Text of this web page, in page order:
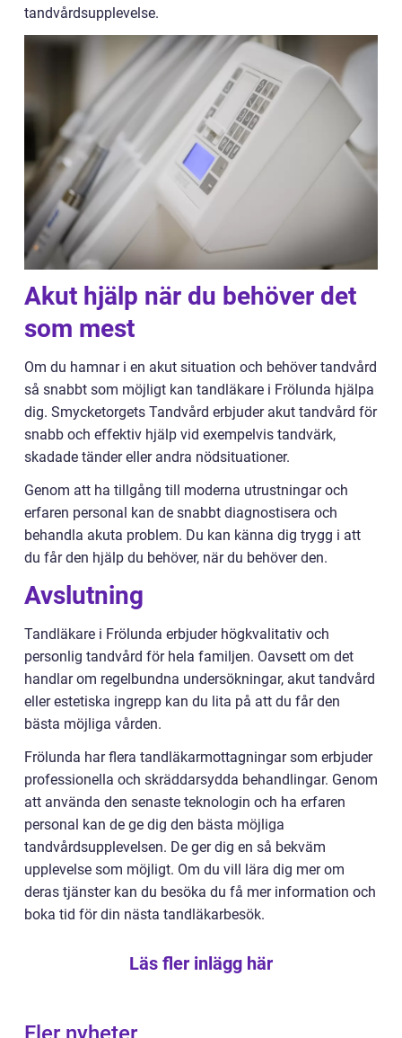
tandvårdsupplevelse.
Akut hjälp när du behöver det
som mest
Om du hamnar i en akut situation och behöver tandvård
så snabbt som möjligt kan tandläkare i Frölunda hjälpa
dig. Smycketorgets Tandvård erbjuder akut tandvård för
snabb och effektiv hjälp vid exempelvis tandvärk,
skadade tänder eller andra nödsituationer.
Genom att ha tillgång till moderna utrustningar och
erfaren personal kan de snabbt diagnostisera och
behandla akuta problem. Du kan känna dig trygg i att
du får den hjälp du behöver, när du behöver den.
Avslutning
Tandläkare i Frölunda erbjuder högkvalitativ och
personlig tandvård för hela familjen. Oavsett om det
handlar om regelbundna undersökningar, akut tandvård
eller estetiska ingrepp kan du lita på att du får den
bästa möjliga vården.
Frölunda har flera tandläkarmottagningar som erbjuder
professionella och skräddarsydda behandlingar. Genom
att använda den senaste teknologin och ha erfaren
personal kan de ge dig den bästa möjliga
tandvårdsupplevelsen. De ger dig en så bekväm
upplevelse som möjligt. Om du vill lära dig mer om
deras tjänster kan du besöka du få mer information och
boka tid för din nästa tandläkarbesök.
Läs fler inlägg här